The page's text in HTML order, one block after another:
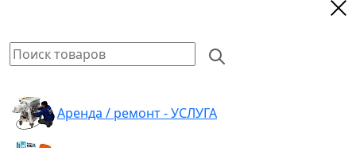
Аренда / ремонт - УСЛУГА